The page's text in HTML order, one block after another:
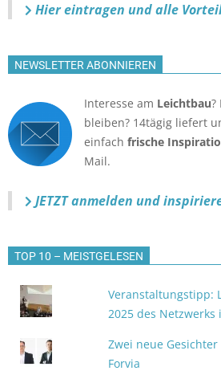
Hier eintragen und alle
NEWSLETTER ABONNIEREN
Interesse am Leichtbau?
bleiben? 14tägig liefert
einfach frische
Mail.
JETZT anmelden und
TOP 10 – MEISTGELESEN
Veranstaltungstipp:
2025 des Netzwerks
Zwei neue
Forvia